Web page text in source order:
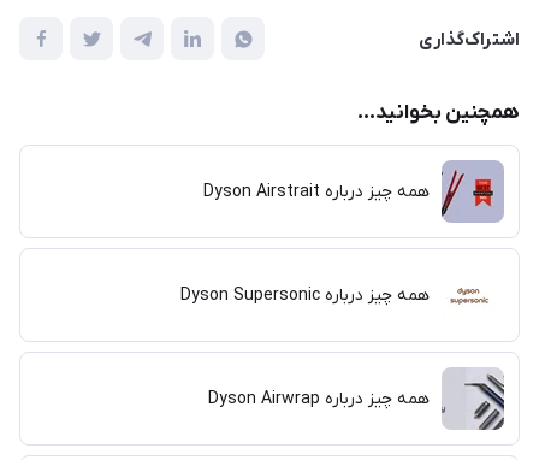
اشتراک‌گذاری
همچنین بخوانید...
همه چیز درباره Dyson Airstrait
همه چیز درباره Dyson Supersonic
همه چیز درباره Dyson Airwrap